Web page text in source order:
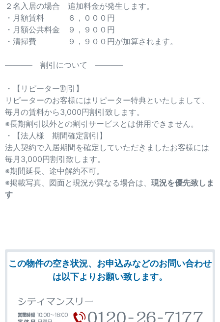
２名入居の場合 追加料金が発生します。
・月額賃料 ６，０００円
・月額公共料金 ９，９００円
・清掃費 ９，９００円が加算されます。
———– 割引について ———–
・【リピーター割引】
リピーターのお客様にはリピーター特典といたしまして、
毎月の賃料から3,000円割引致します。
※長期割引以外との割引サービスとは併用できません。
・【法人様 期間確定割引】
法人契約で入居期間を確定していただきましたお客様には
毎月3,000円割引致します。
※期間延長、途中解約不可。
※掲載写真、図面と現況が異なる場合は、 現況を優先致しま
す
この物件の空き状況、お申込みなどのお問い合わせ
は以下よりお願い致します。